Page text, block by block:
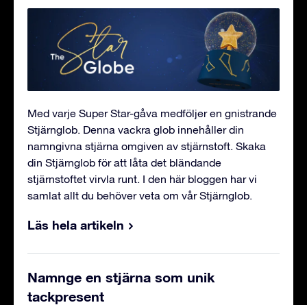
Med varje Super Star-gåva medföljer en gnistrande
Stjärnglob. Denna vackra glob innehåller din
namngivna stjärna omgiven av stjärnstoft. Skaka
din Stjärnglob för att låta det bländande
stjärnstoftet virvla runt. I den här bloggen har vi
samlat allt du behöver veta om vår Stjärnglob.
Läs hela artikeln
Namnge en stjärna som unik
tackpresent